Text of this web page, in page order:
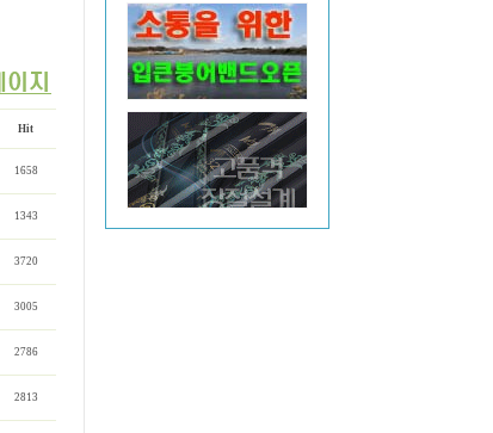
Hit
1658
1343
3720
3005
2786
2813